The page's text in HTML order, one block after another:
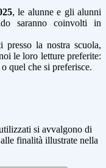
, le alunne e gli alunni
saranno coinvolti in
la nostra scuola,
le loro letture preferite:
quel che si preferisce.
si avvalgono di
finalità illustrate nella